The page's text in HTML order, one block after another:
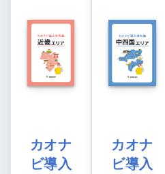
カオナ
ビ導入
カオナ
ビ導入